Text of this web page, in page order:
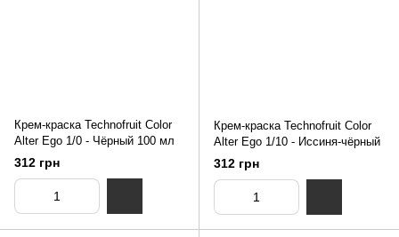
Крем-краска Technofruit Color
Alter Ego 1/0 - Чёрный 100 мл
312 грн
Крем-краска Technofruit Color
Alter Ego 1/10 - Иссиня-чёрный
312 грн